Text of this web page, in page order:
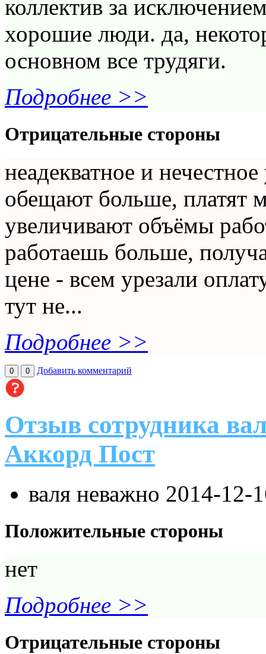
коллектив за
хорошие люди. да,
основном все трудяги.
Подробнее >>
Отрицательные стороны
неадекватное и
обещают больше, платят
увеличивают объёмы
работаешь больше,
цене - всем урезали
тут не...
Подробнее >>
0 0 Добавить комментарий
Отзыв сотрудника
Аккорд Пост
валя неважно 2014-12-
Положительные стороны
нет
Подробнее >>
Отрицательные стороны